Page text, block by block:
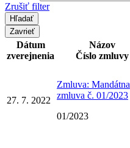
Zrušiť filter
Zavrieť
Dátum
zverejnenia
Názov
Číslo zmluvy
27. 7. 2022
Zmluva: Mandátna
zmluva č. 01/2023
01/2023